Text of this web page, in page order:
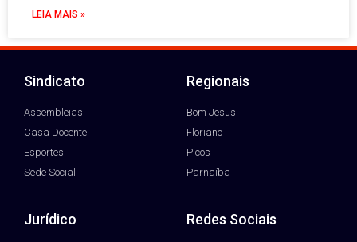
LEIA MAIS »
Sindicato
Assembleias
Casa Docente
Esportes
Sede Social
Regionais
Bom Jesus
Floriano
Picos
Parnaíba
Jurídico Redes Sociais